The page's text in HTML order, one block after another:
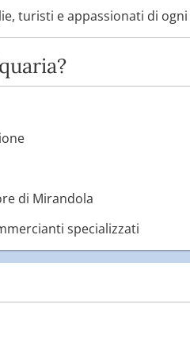
turisti e appassionati di ogni
di Mirandola
specializzati